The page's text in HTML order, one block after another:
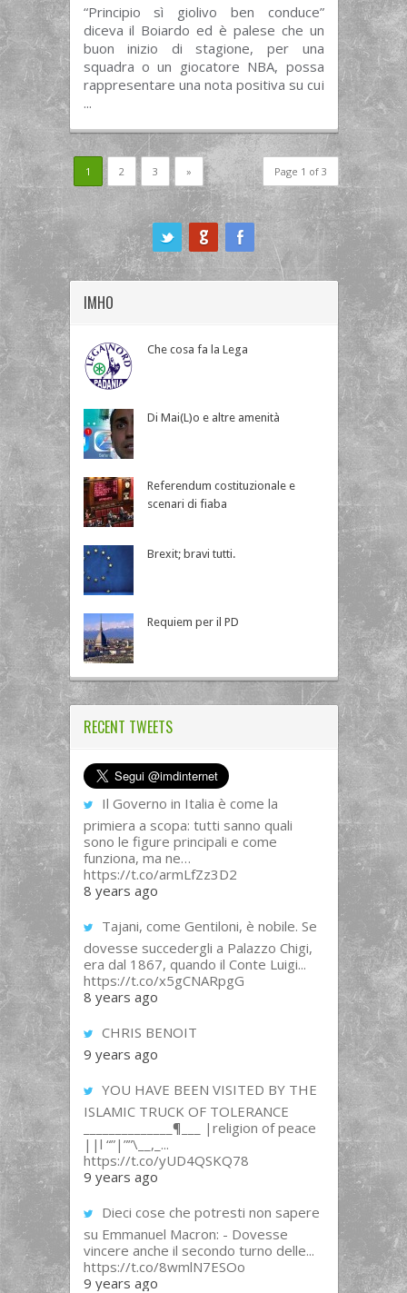
“Principio sì giolivo ben conduce”
diceva il Boiardo ed è palese che un
buon inizio di stagione, per una
squadra o un giocatore NBA, possa
rappresentare una nota positiva su cui
...
Page 1 of 3
1 2 3 »
IMHO
Che cosa fa la Lega
Di Mai(L)o e altre amenità
Referendum costituzionale e
scenari di fiaba
Brexit; bravi tutti.
Requiem per il PD
RECENT TWEETS
Il Governo in Italia è come la
primiera a scopa: tutti sanno quali
sono le figure principali e come
funziona, ma ne…
https://t.co/armLfZz3D2
8 years ago
Tajani, come Gentiloni, è nobile. Se
dovesse succedergli a Palazzo Chigi,
era dal 1867, quando il Conte Luigi...
https://t.co/x5gCNARpgG
8 years ago
CHRIS BENOIT
9 years ago
YOU HAVE BEEN VISITED BY THE
ISLAMIC TRUCK OF TOLERANCE
______________¶___ |religion of peace
||l “”|””\__,_...
https://t.co/yUD4QSKQ78
9 years ago
Dieci cose che potresti non sapere
su Emmanuel Macron: - Dovesse
vincere anche il secondo turno delle...
https://t.co/8wmlN7ESOo
9 years ago